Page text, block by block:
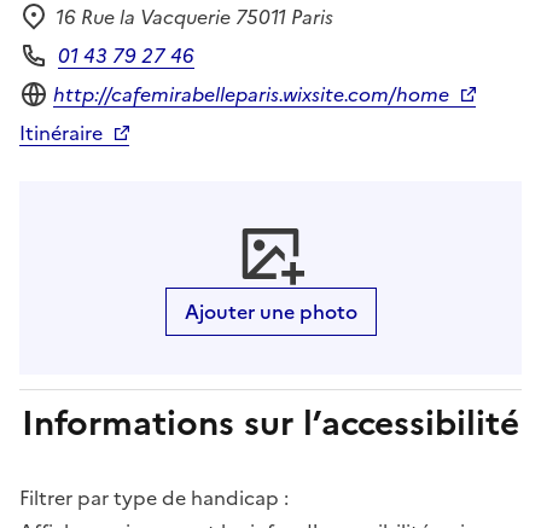
Adresse
16 Rue la Vacquerie 75011 Paris
Téléphone
01 43 79 27 46
Site internet
http://cafemirabelleparis.wixsite.com/home
Itinéraire
Ajouter une photo
Informations sur l’accessibilité
Filtrer par type de handicap :